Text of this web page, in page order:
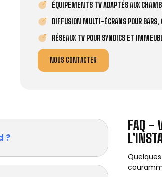
ÉQUIPEMENTS TV ADAPTÉS AUX
DIFFUSION MULTI-ÉCRANS POUR
RÉSEAUX TV POUR SYNDICS ET
NOUS CONTACTER
FAQ -
?